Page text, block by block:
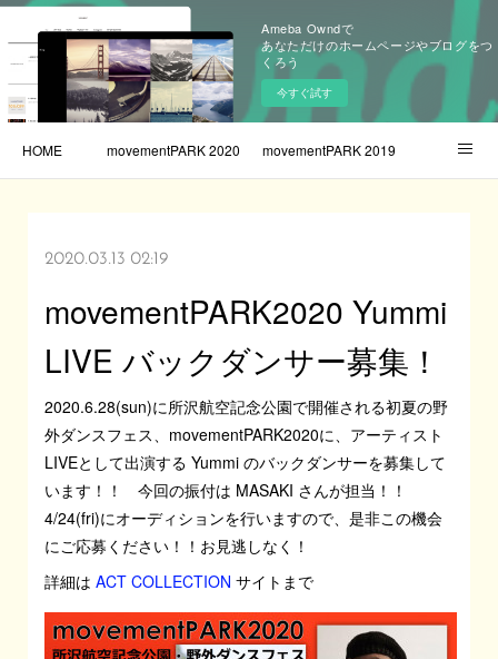
Ameba Owndで
あなただけのホームページやブログをつ
くろう
今すぐ試す
HOME movementPARK 2020 movementPARK 2019
2020.03.13 02:19
movementPARK2020 Yummi
LIVE バックダンサー募集！
2020.6.28(sun)に所沢航空記念公園で開催される初夏の野
外ダンスフェス、movementPARK2020に、アーティスト
LIVEとして出演する Yummi のバックダンサーを募集して
います！！ 今回の振付は MASAKI さんが担当！！
4/24(fri)にオーディションを行いますので、是非この機会
にご応募ください！！お見逃しなく！
詳細はACT COLLECTION サイトまで